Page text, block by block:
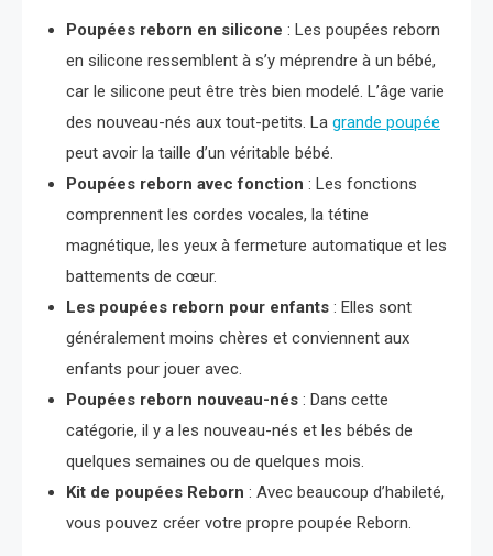
Poupées reborn en silicone : Les poupées reborn
en silicone ressemblent à s’y méprendre à un bébé,
car le silicone peut être très bien modelé. L’âge varie
des nouveau-nés aux tout-petits. La grande poupée
peut avoir la taille d’un véritable bébé.
Poupées reborn avec fonction : Les fonctions
comprennent les cordes vocales, la tétine
magnétique, les yeux à fermeture automatique et les
battements de cœur.
Les poupées reborn pour enfants : Elles sont
généralement moins chères et conviennent aux
enfants pour jouer avec.
Poupées reborn nouveau-nés : Dans cette
catégorie, il y a les nouveau-nés et les bébés de
quelques semaines ou de quelques mois.
Kit de poupées Reborn : Avec beaucoup d’habileté,
vous pouvez créer votre propre poupée Reborn.